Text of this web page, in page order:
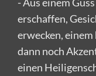
erschaffen,
erwecken,
dann noch
einen